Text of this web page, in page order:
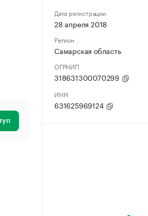
Дата регистрации
28 апреля 2018
Регион
Самарская область
ОГРНИП
318631300070299
ИНН
631625969124